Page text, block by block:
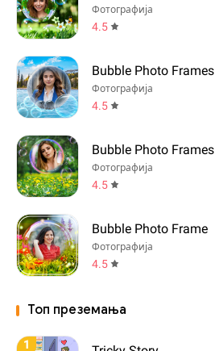
Фотографија
4.5
Bubble Photo Frames
Фотографија
4.5
Bubble Photo Frames
Фотографија
4.5
Bubble Photo Frame
Фотографија
4.5
Топ преземања
1